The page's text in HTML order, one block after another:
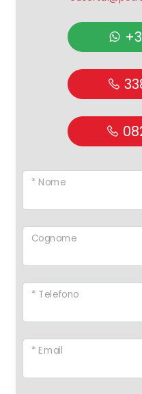
* Nome
Cognome
* Telefono
* Email